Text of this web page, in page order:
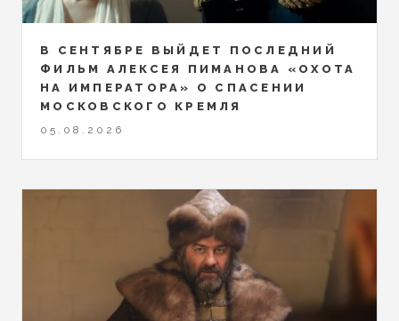
В СЕНТЯБРЕ ВЫЙДЕТ ПОСЛЕДНИЙ
ФИЛЬМ АЛЕКСЕЯ ПИМАНОВА «ОХОТА
НА ИМПЕРАТОРА» О СПАСЕНИИ
МОСКОВСКОГО КРЕМЛЯ
05.08.2026